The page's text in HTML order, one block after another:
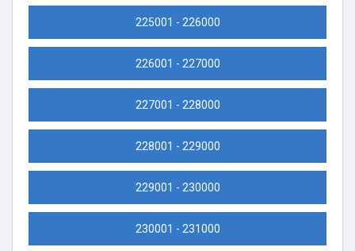
225001 - 226000
226001 - 227000
227001 - 228000
228001 - 229000
229001 - 230000
230001 - 231000